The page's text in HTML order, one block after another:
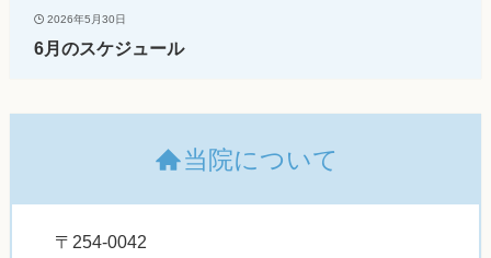
2026年5月30日
6月のスケジュール
当院について
〒254-0042